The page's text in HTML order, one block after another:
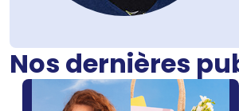
Nos dernières